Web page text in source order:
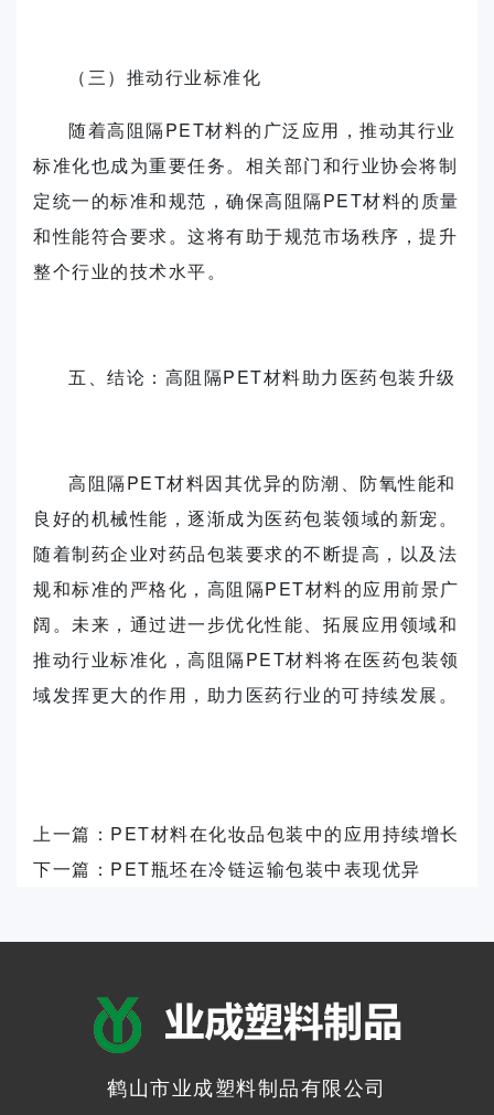
（三）推动行业标准化
随着高阻隔PET材料的广泛应用，推动其行业
标准化也成为重要任务。相关部门和行业协会将制
定统一的标准和规范，确保高阻隔PET材料的质量
和性能符合要求。这将有助于规范市场秩序，提升
整个行业的技术水平。
五、结论：高阻隔PET材料助力医药包装升级
高阻隔PET材料因其优异的防潮、防氧性能和
良好的机械性能，逐渐成为医药包装领域的新宠。
随着制药企业对药品包装要求的不断提高，以及法
规和标准的严格化，高阻隔PET材料的应用前景广
阔。未来，通过进一步优化性能、拓展应用领域和
推动行业标准化，高阻隔PET材料将在医药包装领
域发挥更大的作用，助力医药行业的可持续发展。
上一篇： PET材料在化妆品包装中的应用持续增长
下一篇： PET瓶坯在冷链运输包装中表现优异
鹤山市业成塑料制品有限公司